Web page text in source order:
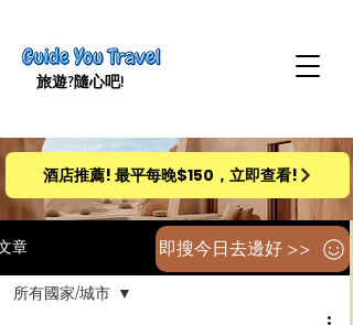
旅遊​?隨心吧!
酒店推薦! 最平每晚$150，立即查看!
章
所有國家/城市
即搜今日去邊好 >>